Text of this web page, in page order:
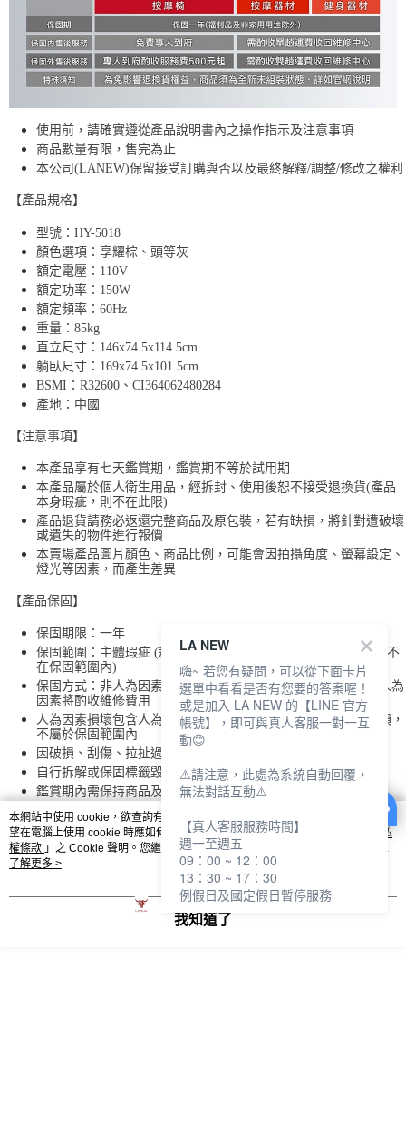
使用前，請確實遵從產品說明書內之操作指示及注意事項
商品數量有限，售完為止
本公司(LANEW)保留接受訂購與否以及最終解釋/調整/修改之權利
【產品規格】
型號：HY-5018
顏色選項：享耀棕、頭等灰
額定電壓：110V
額定功率：150W
額定頻率：60Hz
重量：85kg
直立尺寸：146x74.5x114.5cm
躺臥尺寸：169x74.5x101.5cm
BSMI：R32600、CI364062480284
產地：中國
【注意事項】
本產品享有七天鑑賞期，鑑賞期不等於試用期
本產品屬於個人衛生用品，經拆封、使用後恕不接受退換貨(產品
本身瑕疵，則不在此限)
產品退貨請務必返還完整商品及原包裝，若有缺損，將針對遭破壞
或遺失的物件進行報價
本賣場產品圖片顏色、商品比例，可能會因拍攝角度、螢幕設定、
燈光等因素，而產生差異
【產品保固】
保固期限：一年
保固範圍：主體瑕疵 (耗材、贈品、外觀、外殼、包裝材料，恕不
在保固範圍內)
保固方式：非人為因素將可享有免費保固，若經代理商判斷為人為
因素將酌收維修費用
人為因素損壞包含人為切割、碰撞、非正常使用外力所造成受損，
不屬於保固範圍內
因破損、刮傷、拉扯過度所造成之損壞者，恕無保固
自行拆解或保固標籤毀損不明者，恕無保固
鑑賞期內需保持商品及包裝的完整性，以免產生整新費用
若非商品本身瑕疵而退貨，將視情況酌收整新費用
本網站中使用 cookie，欲查詢有關本網站使用 cookie 方式之詳情，及若您不希
望在電腦上使用 cookie 時應如何變更電腦的 cookie 設定，請參閱本網站「
隱私
權條款 」之 Cookie 聲明。您繼續使用本網站即表示您同意本公司得按本網站使
用條款之 Cookie 聲明使用 cookie。
了解更多 >
我知道了
LA NEW
嗨~ 若您有疑問，可以從下面卡片
選單中看看是否有您要的答案喔！
或是加入 LA NEW 的【LINE 官方
帳號】，即可與真人客服一對一互
動😊
⚠️請注意，此處為系統自動回覆，
無法對話互動⚠️
【真人客服服務時間】
週一至週五
09：00 ~ 12：00
13：30 ~ 17：30
例假日及國定假日暫停服務